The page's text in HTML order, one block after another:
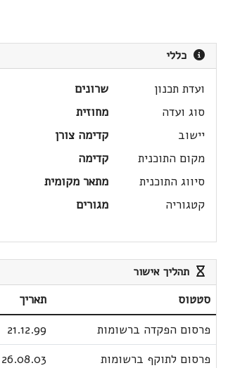
כללי
ועדת תכנון
שרונים
סוג ועדה
מחוזית
יישוב
קדימה צורן
מקום התוכנית
קדימה
סיווג התוכנית
מתאר מקומית
קטגוריה
מגורים
תהליך אישור
סטטוס תאריך
פרסום הפקדה ברשומות
21.12.99
פרסום לתוקף ברשומות
26.08.03